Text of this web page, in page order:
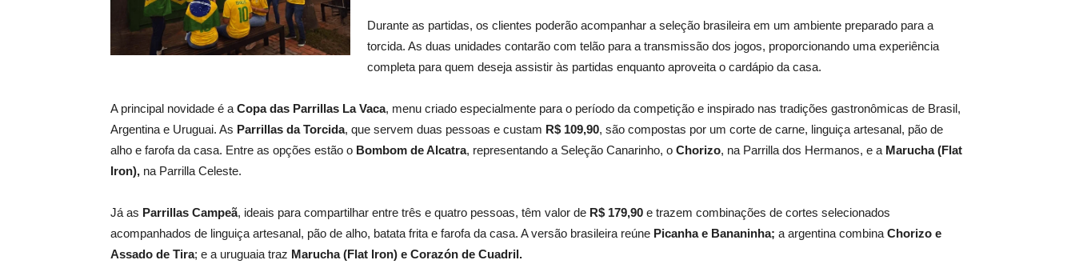
Durante as partidas, os clientes poderão acompanhar a seleção brasileira em um ambiente preparado para a
torcida. As duas unidades contarão com telão para a transmissão dos jogos, proporcionando uma experiência
completa para quem deseja assistir às partidas enquanto aproveita o cardápio da casa.
A principal novidade é a Copa das Parrillas La Vaca, menu criado especialmente para o período da competição e inspirado nas tradições gastronômicas de Brasil,
Argentina e Uruguai. As Parrillas da Torcida, que servem duas pessoas e custam R$ 109,90, são compostas por um corte de carne, linguiça artesanal, pão de
alho e farofa da casa. Entre as opções estão o Bombom de Alcatra, representando a Seleção Canarinho, o Chorizo, na Parrilla dos Hermanos, e a Marucha (Flat
Iron), na Parrilla Celeste.
Já as Parrillas Campeã, ideais para compartilhar entre três e quatro pessoas, têm valor de R$ 179,90 e trazem combinações de cortes selecionados
acompanhados de linguiça artesanal, pão de alho, batata frita e farofa da casa. A versão brasileira reúne Picanha e Bananinha; a argentina combina Chorizo e
Assado de Tira; e a uruguaia traz Marucha (Flat Iron) e Corazón de Cuadril.